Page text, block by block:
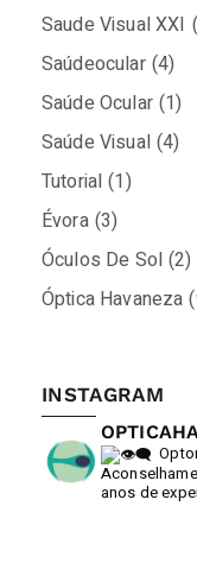
Saude Visual XXI
Saúdeocular (4)
Saúde Ocular (1)
Saúde Visual (4)
Tutorial (1)
Évora (3)
Óculos De Sol (2)
Óptica Havaneza
INSTAGRAM
anos de